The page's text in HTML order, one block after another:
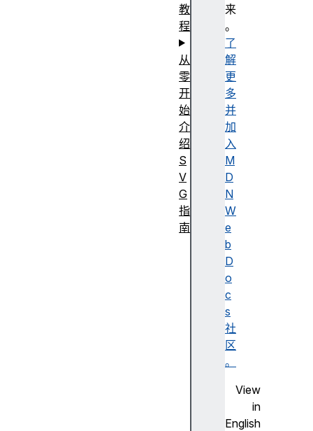
来
。
了
解
更
多
并
加
入
M
D
N
W
e
b
D
o
c
s
社
区
。
View
in
English
教
程
从
零
开
始
介
绍
S
V
G
指
南